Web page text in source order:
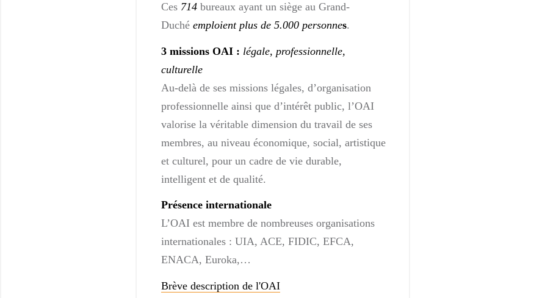
Ces 714 bureaux ayant un siège au Grand-
Duché emploient plus de 5.000 personnes.
3 missions OAI : légale, professionnelle,
culturelle
Au-delà de ses missions légales, d’organisation
professionnelle ainsi que d’intérêt public, l’OAI
valorise la véritable dimension du travail de ses
membres, au niveau économique, social, artistique
et culturel, pour un cadre de vie durable,
intelligent et de qualité.
Présence internationale
L’OAI est membre de nombreuses organisations
internationales : UIA, ACE, FIDIC, EFCA,
ENACA, Euroka,…
Brève description de l'OAI